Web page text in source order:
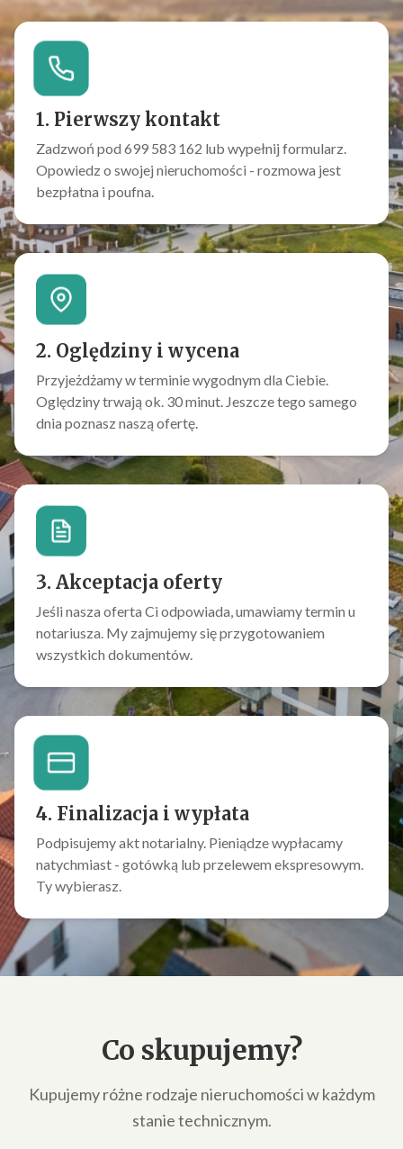
1. Pierwszy kontakt
Zadzwoń pod 699 583 162 lub wypełnij formularz.
Opowiedz o swojej nieruchomości - rozmowa jest
bezpłatna i poufna.
2. Oględziny i wycena
Przyjeżdżamy w terminie wygodnym dla Ciebie.
Oględziny trwają ok. 30 minut. Jeszcze tego samego
dnia poznasz naszą ofertę.
3. Akceptacja oferty
Jeśli nasza oferta Ci odpowiada, umawiamy termin u
notariusza. My zajmujemy się przygotowaniem
wszystkich dokumentów.
4. Finalizacja i wypłata
Podpisujemy akt notarialny. Pieniądze wypłacamy
natychmiast - gotówką lub przelewem ekspresowym.
Ty wybierasz.
Co skupujemy?
Kupujemy różne rodzaje nieruchomości w każdym
stanie technicznym.